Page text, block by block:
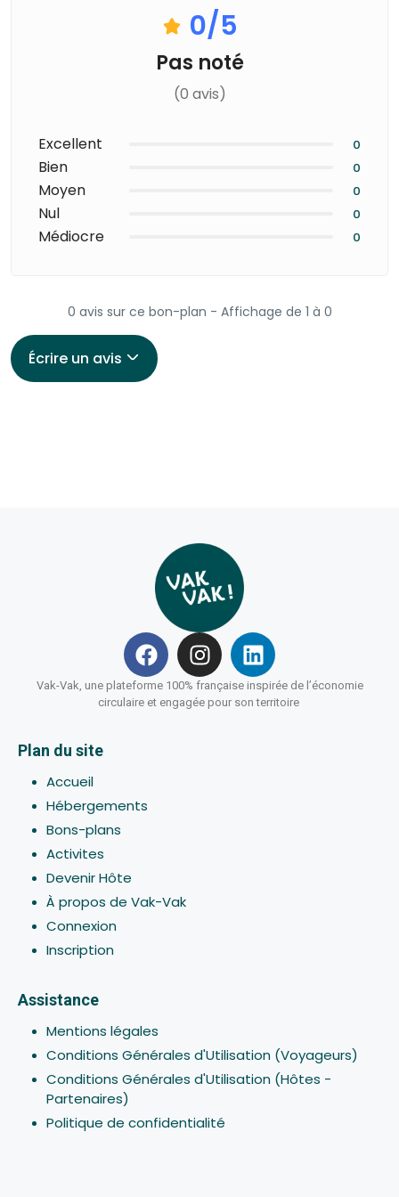
0/5
Pas noté
(0 avis)
Excellent 0
Bien 0
Moyen 0
Nul 0
Médiocre 0
0 avis sur ce bon-plan - Affichage de 1 à 0
Écrire un avis
Vak-Vak, une plateforme 100% française inspirée de l’économie
circulaire et engagée pour son territoire
Plan du site
Accueil
Hébergements
Bons-plans
Activites
Devenir Hôte
À propos de Vak-Vak
Connexion
Inscription
Assistance
Mentions légales
Conditions Générales d'Utilisation (Voyageurs)
Conditions Générales d'Utilisation (Hôtes -
Partenaires)
Politique de confidentialité